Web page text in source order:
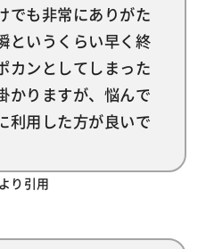
でも非常にありがた
というくらい早く終
カンとしてしまった
かりますが、悩んで
利用した方が良いで
り引用